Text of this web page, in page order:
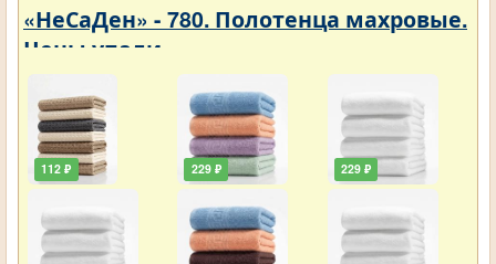
«НеСаДен» - 780. Полотенца махровые.
Цены упали
112 ₽ 229 ₽ 229 ₽